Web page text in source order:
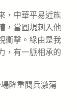
，中華平易近族
，當圓規刺入他
衝擊。緣由是我
，有一脈相承的
隆重閱兵激蕩